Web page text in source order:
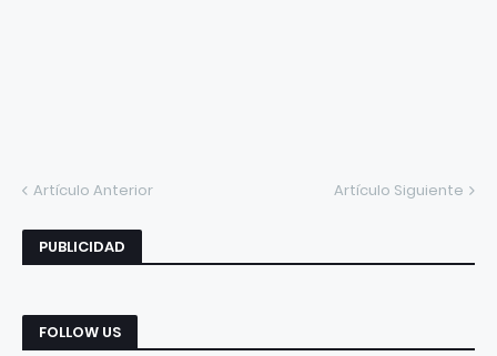
Artículo Anterior Artículo Siguiente
PUBLICIDAD
FOLLOW US